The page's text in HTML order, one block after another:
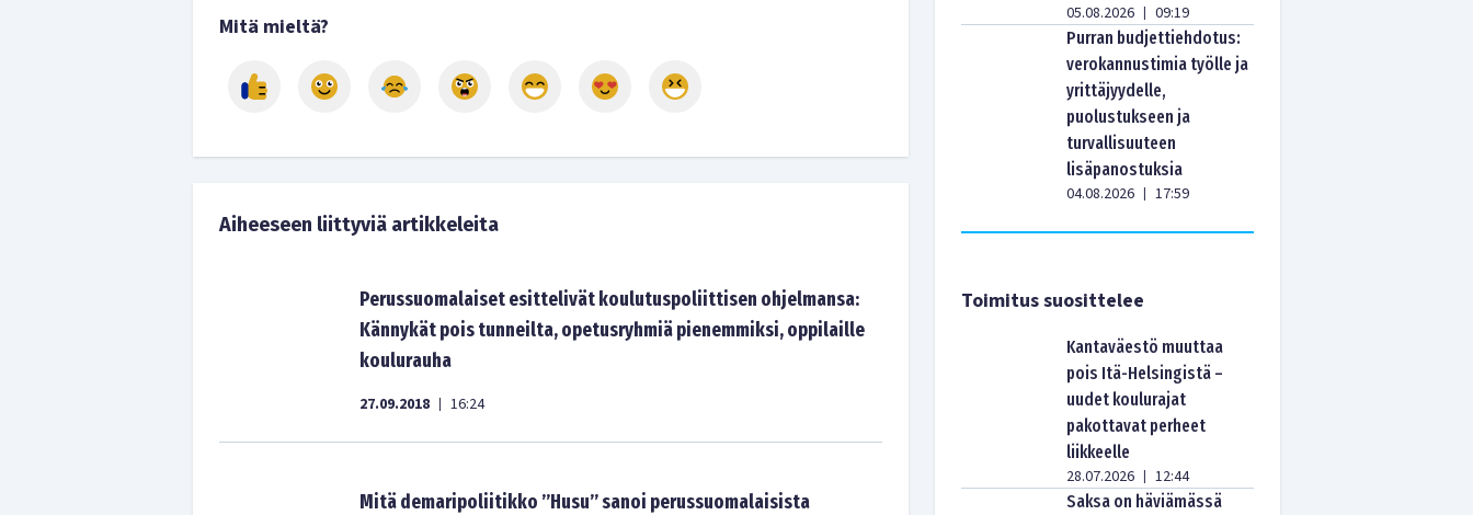
Mitä mieltä?
Aiheeseen liittyviä artikkeleita
Perussuomalaiset esittelivät koulutuspoliittisen ohjelmansa:
Kännykät pois tunneilta, opetusryhmiä pienemmiksi, oppilaille
koulurauha
27.09.2018 | 16:24
Mitä demaripoliitikko ”Husu” sanoi perussuomalaisista
05.08.2026 | 09:19
Purran budjettiehdotus:
verokannustimia työlle ja
yrittäjyydelle,
puolustukseen ja
turvallisuuteen
lisäpanostuksia
04.08.2026 | 17:59
Toimitus suosittelee
Kantaväestö muuttaa
pois Itä-Helsingistä –
uudet koulurajat
pakottavat perheet
liikkeelle
28.07.2026 | 12:44
Saksa on häviämässä